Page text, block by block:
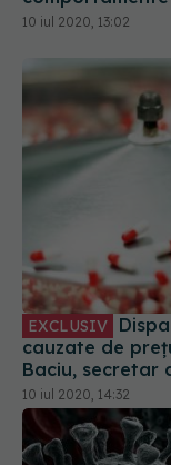
10 iul 2020, 13:02
EXCLUSIV
cauzate de
Baciu, secretar
10 iul 2020, 14:32